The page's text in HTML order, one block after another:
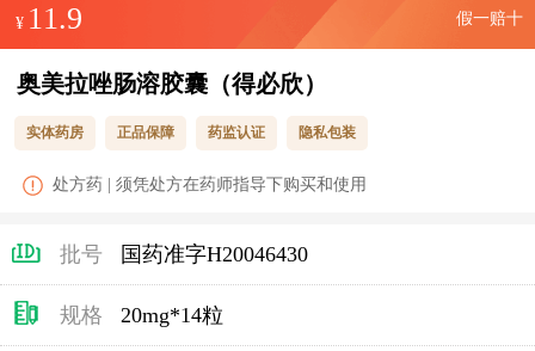
¥ 11.9 假一赔十
奥美拉唑肠溶胶囊（得必欣）
实体药房 正品保障 药监认证 隐私包装
处方药 | 须凭处方在药师指导下购买和使用
批号 国药准字H20046430
规格 20mg*14粒